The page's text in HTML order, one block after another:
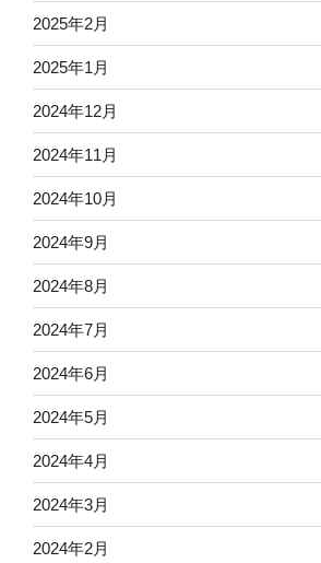
2025年2月
2025年1月
2024年12月
2024年11月
2024年10月
2024年9月
2024年8月
2024年7月
2024年6月
2024年5月
2024年4月
2024年3月
2024年2月